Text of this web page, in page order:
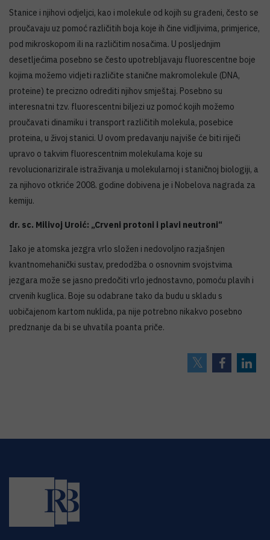
Stanice i njihovi odjeljci, kao i molekule od kojih su građeni, često se
proučavaju uz pomoć različitih boja koje ih čine vidljivima, primjerice,
pod mikroskopom ili na različitim nosačima. U posljednjim
desetljećima posebno se često upotrebljavaju fluorescentne boje
kojima možemo vidjeti različite stanične makromolekule (DNA,
proteine) te precizno odrediti njihov smještaj. Posebno su
interesnatni tzv. fluorescentni biljezi uz pomoć kojih možemo
proučavati dinamiku i transport različitih molekula, posebice
proteina, u živoj stanici. U ovom predavanju najviše će biti riječi
upravo o takvim fluorescentnim molekulama koje su
revolucionarizirale istraživanja u molekularnoj i staničnoj biologiji, a
za njihovo otkriće 2008. godine dobivena je i Nobelova nagrada za
kemiju.
dr. sc. Milivoj Uroić: „Crveni protoni i plavi neutroni“
Iako je atomska jezgra vrlo složen i nedovoljno razjašnjen
kvantnomehanički sustav, predodžba o osnovnim svojstvima
jezgara može se jasno predočiti vrlo jednostavno, pomoću plavih i
crvenih kuglica. Boje su odabrane tako da budu u skladu s
uobičajenom kartom nuklida, pa nije potrebno nikakvo posebno
predznanje da bi se uhvatila poanta priče.